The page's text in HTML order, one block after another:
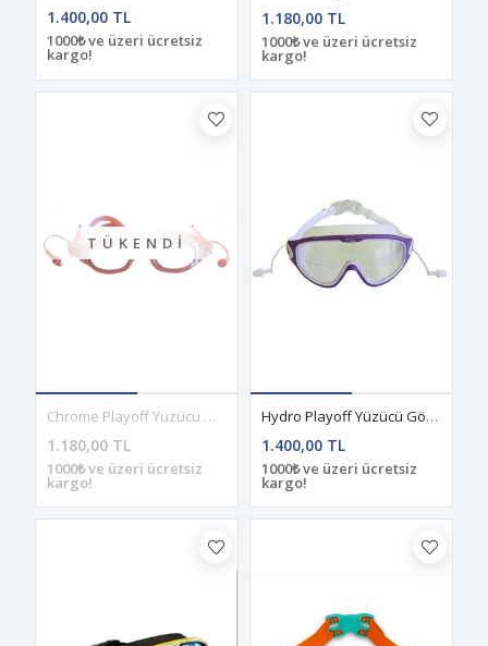
1.400,00 TL
1000₺ ve üzeri ücretsiz
kargo!
1.180,00 TL
1000₺ ve üzeri ücretsiz
kargo!
TÜKENDI
Chrome Playoff Yüzücü Gözlüğü Pembe
1.180,00 TL
1000₺ ve üzeri ücretsiz
kargo!
Hydro Playoff Yüzücü Gözlüğü Beyaz-Mor
1.400,00 TL
1000₺ ve üzeri ücretsiz
kargo!